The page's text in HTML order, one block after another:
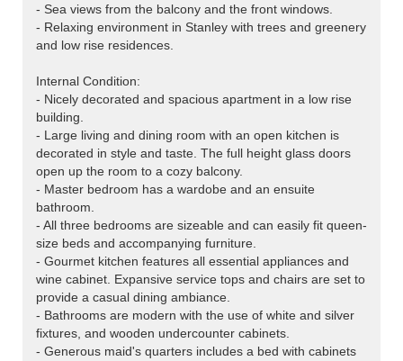
- Sea views from the balcony and the front windows.
- Relaxing environment in Stanley with trees and greenery
and low rise residences.
Internal Condition:
- Nicely decorated and spacious apartment in a low rise
building.
- Large living and dining room with an open kitchen is
decorated in style and taste. The full height glass doors
open up the room to a cozy balcony.
- Master bedroom has a wardobe and an ensuite
bathroom.
- All three bedrooms are sizeable and can easily fit queen-
size beds and accompanying furniture.
- Gourmet kitchen features all essential appliances and
wine cabinet. Expansive service tops and chairs are set to
provide a casual dining ambiance.
- Bathrooms are modern with the use of white and silver
fixtures, and wooden undercounter cabinets.
- Generous maid's quarters includes a bed with cabinets